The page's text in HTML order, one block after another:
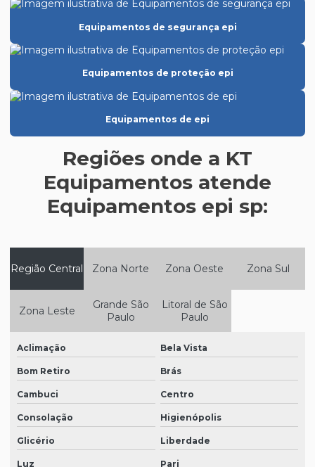
Epi atacado distribuidor
Epi para câmara fria
Epi equipamento de proteção individual
Epi para espaço confinado
Epi para frigorífico
Epi para indústria de alimentos
Epi para indústria de tintas
Epi máscara de proteção respiratória
Epi para metalúrgica
Epi para trabalho em altura
Equipamentos de epi
Equipamentos epi sp
Equipamentos de proteção epi
Equipamentos de segurança epi
Equipamentos de proteção epi
Equipamentos de epi
Regiões onde a KT
Equipamentos atende
Equipamentos epi sp:
Região Central Zona Norte Zona Oeste Zona Sul
Zona Leste
Grande São
Paulo
Litoral de São
Paulo
Aclimação Bela Vista
Bom Retiro Brás
Cambuci Centro
Consolação Higienópolis
Glicério Liberdade
Luz Pari